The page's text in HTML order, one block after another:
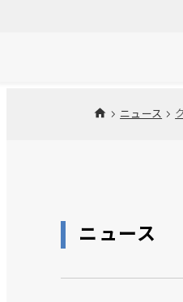
ニュース
ニュース